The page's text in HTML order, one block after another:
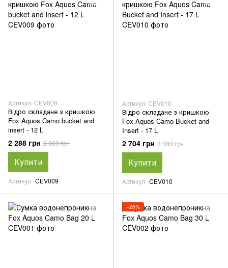
Артикул: CEV009
Відро складане з кришкою
Fox Aquos Camo bucket and
insert - 12 L
2 288 грн 2 860 грн
Купити
Артикул CEV009
Артикул: CEV010
Відро складане з кришкою
Fox Aquos Camo Bucket and
Insert - 17 L
2 704 грн 3 380 грн
Купити
Артикул CEV010
−20%